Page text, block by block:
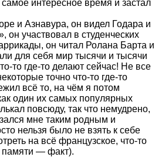
интересное время и застал
и Азнавура, он видел Годара и
он участвовал в студенческих
он читал Ролана Барта и
для себя мир тысячи и тысячи
то где-то делают сейчас! Не все
точно что-то где-то
всё то, на чём я потом
один их самых популярных
повсюду, так что немудрено,
мне таким родным и
нельзя было не взять к себе
на всё французское, что-то
— факт).